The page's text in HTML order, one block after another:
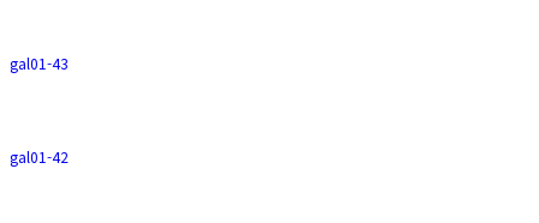
gal01-43
gal01-42